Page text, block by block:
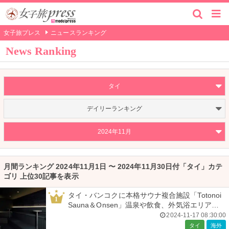
女子旅プレス ニュースランキング
News Ranking
タイ
デイリーランキング
2024年11月
月間ランキング 2024年11月1日 〜 2024年11月30日付「タイ」カテ
ゴリ 上位30記事を表示
1
タイ・バンコクに本格サウナ複合施設「Totonoi
Sauna＆Onsen」温泉や飲食、外気浴エリアも
2024-11-17 08:30:00
タイ 海外